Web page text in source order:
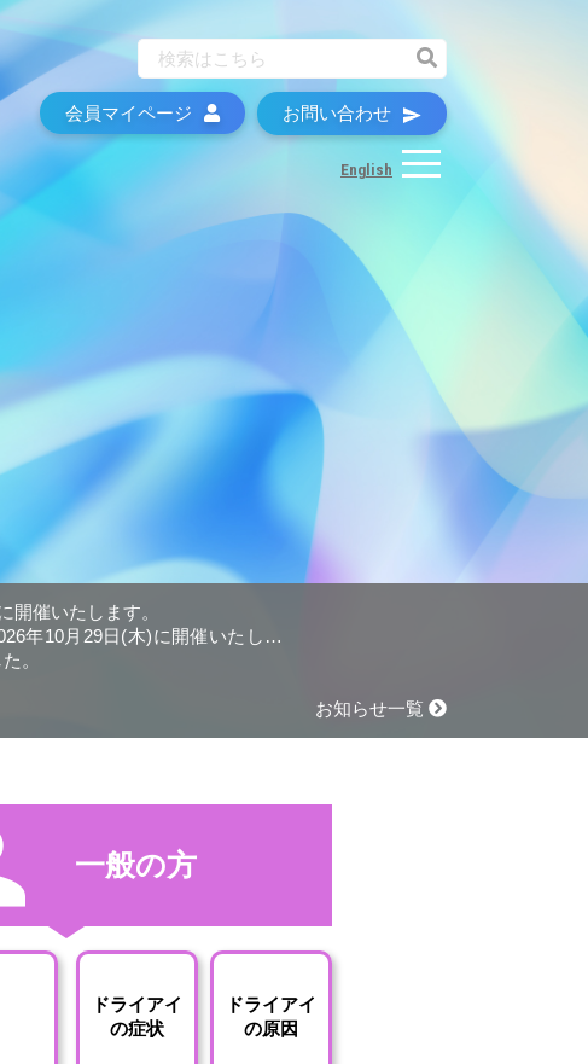
会員マイページ お問い合わせ
English
開催いたします。
年10月29日(木)に開催いたしま
。
お知らせ一覧
一般の方
ドライアイ
の症状
ドライアイ
の原因